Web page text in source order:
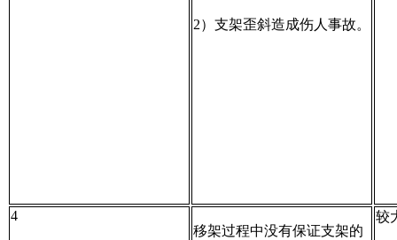
2）支架歪斜造成伤人事故。
4
移架过程中没有保证支架的
较